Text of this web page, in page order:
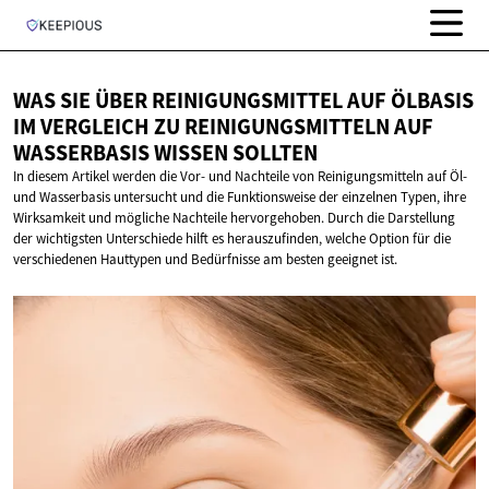
WAS SIE ÜBER REINIGUNGSMITTEL AUF ÖLBASIS
IM VERGLEICH ZU REINIGUNGSMITTELN AUF
WASSERBASISWISSEN SOLLTEN
In diesem Artikel werden die Vor- und Nachteile von Reinigungsmitteln auf Öl-
und Wasserbasis untersucht und die Funktionsweise der einzelnen Typen, ihre
Wirksamkeit und mögliche Nachteile hervorgehoben. Durch die Darstellung
der wichtigsten Unterschiede hilft es herauszufinden, welche Option für die
verschiedenen Hauttypen und Bedürfnisse am besten geeignet ist.